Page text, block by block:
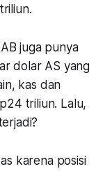
juga punya
dolar AS yang
kas dan
triliun. Lalu,
karena posisi